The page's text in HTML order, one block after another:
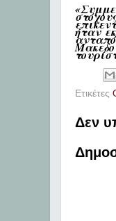
ήταν
Ετικέτες
Δεν